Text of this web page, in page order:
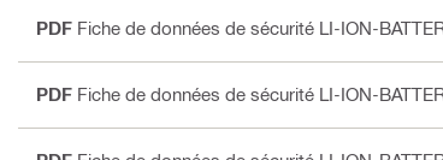
PDF Fiche de données de sécurité LI-ION-
PDF Fiche de données de sécurité LI-ION-